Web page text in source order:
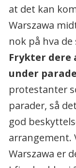
at det kan
Warszawa
nok på hva
Frykter dere
under
protestanter
parader, så
god
arrangement.
Warszawa er